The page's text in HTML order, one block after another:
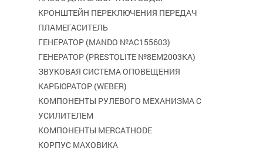
КРОНШТЕЙН ПЕРЕКЛЮЧЕНИЯ ПЕРЕДАЧ
ПЛАМЕГАСИТЕЛЬ
ГЕНЕРАТОР (MANDO №AC155603)
ГЕНЕРАТОР (PRESTOLITE №8EM2003KA)
ЗВУКОВАЯ СИСТЕМА ОПОВЕЩЕНИЯ
КАРБЮРАТОР (WEBER)
КОМПОНЕНТЫ РУЛЕВОГО МЕХАНИЗМА С
УСИЛИТЕЛЕМ
КОМПОНЕНТЫ MERCATHODE
КОРПУС МАХОВИКА